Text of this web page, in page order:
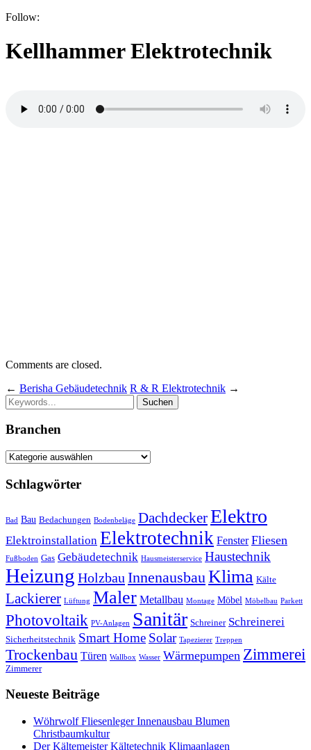
Follow:
Kellhammer Elektrotechnik
Comments are closed.
← Berisha Gebäudetechnik R & R Elektrotechnik →
Suchen
Branchen
Branchen
Schlagwörter
Bad Bau Bedachungen Bodenbeläge DachdeckerElektro
Elektroinstallation Elektrotechnik Fenster Fliesen
Fußboden Gas Gebäudetechnik Hausmeisterservice Haustechnik
Heizung Holzbau Innenausbau Klima Kälte
Lackierer Lüftung Maler Metallbau Montage Möbel Möbelbau Parkett
Photovoltaik PV-Anlagen Sanitär Schreiner Schreinerei
Sicherheitstechnik Smart Home Solar Tapezierer Treppen
Trockenbau Türen Wallbox Wasser Wärmepumpen Zimmerei
Zimmerer
Neueste Beiträge
Wöhrwolf Fliesenleger Innenausbau Blumen
Christbaumkultur
Der Kältemeister Kältetechnik Klimaanlagen